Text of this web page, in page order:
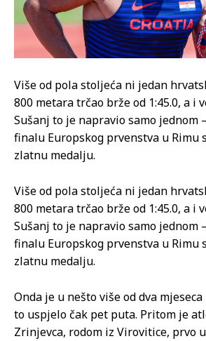
Više od pola stoljeća ni jedan
800 metara trčao brže od 1:45.0, a i
Sušanj to je napravio samo jednom
finalu Europskog prvenstva u Rimu
zlatnu medalju.
Više od pola stoljeća ni jedan
800 metara trčao brže od 1:45.0, a i
Sušanj to je napravio samo jednom
finalu Europskog prvenstva u Rimu
zlatnu medalju.
Onda je u nešto više od dva
to uspjelo čak pet puta. Pritom je
Zrinjevca, rodom iz Virovitice, prvo